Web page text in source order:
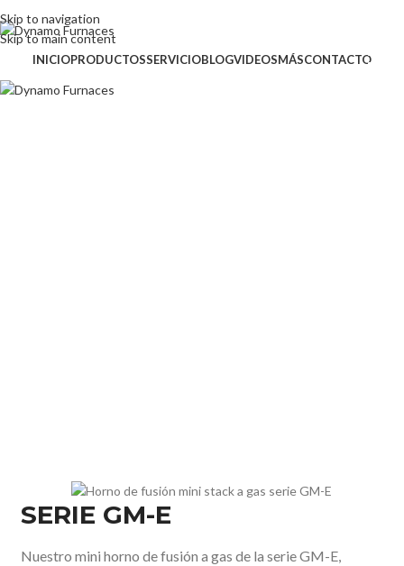
Skip to navigation
Skip to main content
INICIOPRODUCTOSSERVICIOBLOGVIDEOSMÁSCONTACTO
SERIE GM-E
Nuestro mini horno de fusión a gas de la serie GM-E,